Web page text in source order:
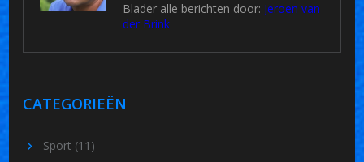
Blader alle berichten door: Jeroen van
der Brink
CATEGORIEËN
Sport (11)